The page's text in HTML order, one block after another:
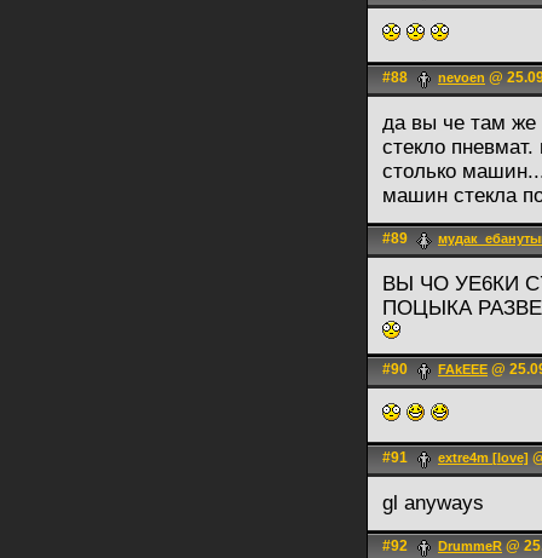
#88 nevoen @
да вы че там же
стекло
столько
машин стекла
#89
ВЫ ЧО УЕ6КИ
ПОЦЫКА
#90 FAkEEE @
#91 extre4m [love]
gl anyways
#92 DrummeR @